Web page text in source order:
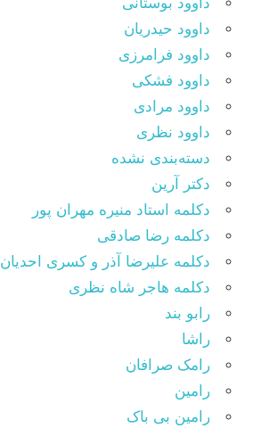
داوود حیدریان
داوود فرامرزی
داوود فشکی
داوود مرادی
داوود نظری
دسته‌بندی نشده
دکتر آرین
دکلمه استاد منیره مهران پور
دکلمه رضا صادقی
دکلمه علیرضا آذر و کسری احدیان
دکلمه هاجر شاه نظری
رابو بند
راشا
رامک صرافان
رامین
رامین بی باک